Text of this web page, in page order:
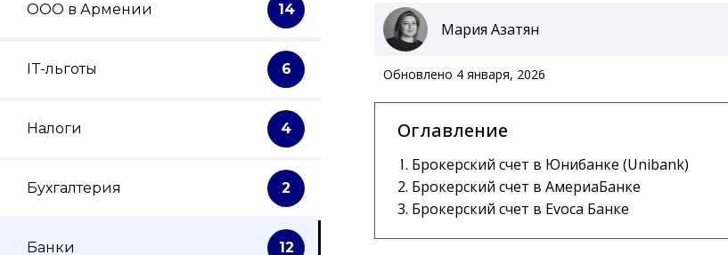
ООО в Армении 14
IT-льготы 6
Налоги 4
Бухгалтерия 2
Банки 12
Мария Азатян
Обновлено 4 января, 2026
Оглавление
Брокерский счет в Юнибанке (Unibank)
Брокерский счет в АмериаБанке
Брокерский счет в Evoca Банке